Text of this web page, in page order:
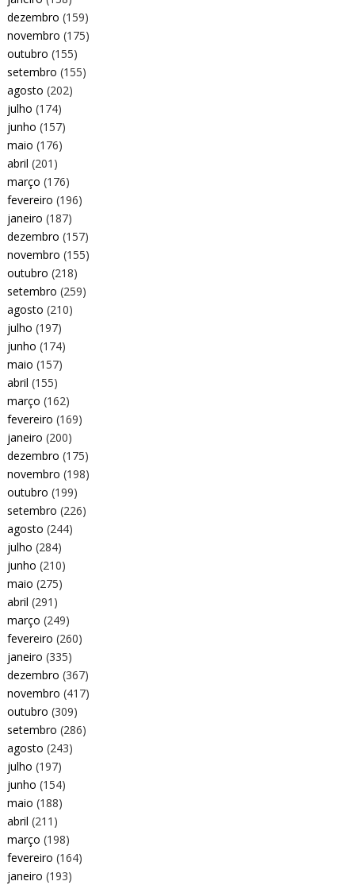
dezembro (159)
novembro (175)
outubro (155)
setembro (155)
agosto (202)
julho (174)
junho (157)
maio (176)
abril (201)
março (176)
fevereiro (196)
janeiro (187)
dezembro (157)
novembro (155)
outubro (218)
setembro (259)
agosto (210)
julho (197)
junho (174)
maio (157)
abril (155)
março (162)
fevereiro (169)
janeiro (200)
dezembro (175)
novembro (198)
outubro (199)
setembro (226)
agosto (244)
julho (284)
junho (210)
maio (275)
abril (291)
março (249)
fevereiro (260)
janeiro (335)
dezembro (367)
novembro (417)
outubro (309)
setembro (286)
agosto (243)
julho (197)
junho (154)
maio (188)
abril (211)
março (198)
fevereiro (164)
janeiro (193)